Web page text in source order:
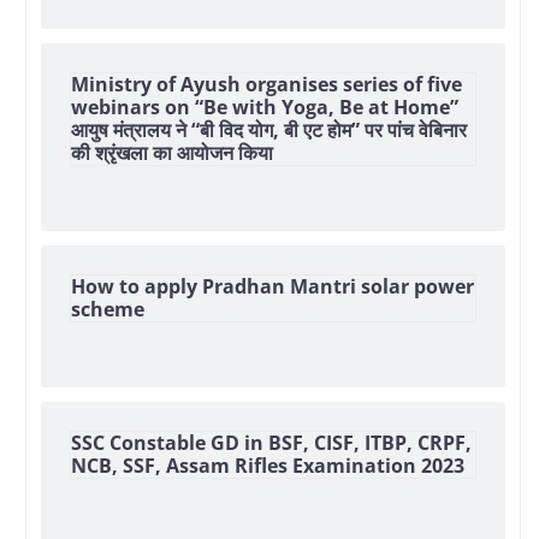
Ministry of Ayush organises series of five
webinars on “Be with Yoga, Be at Home”
आयुष मंत्रालय ने “बी विद योग, बी एट होम” पर पांच वेबिनार
की श्रृंखला का आयोजन किया
How to apply Pradhan Mantri solar power
scheme
SSC Constable GD in BSF, CISF, ITBP, CRPF,
NCB, SSF, Assam Rifles Examination 2023